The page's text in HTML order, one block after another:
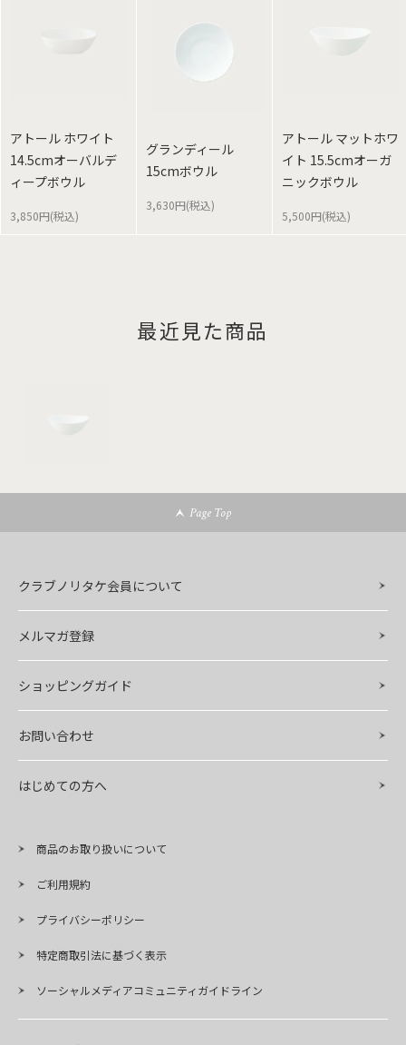
アトール ホワイト
14.5cmオーバルデ
ィープボウル
3,850円(税込)
グランディール
15cmボウル
3,630円(税込)
アトール マットホワ
イト 15.5cmオーガ
ニックボウル
5,500円(税込)
最近見た商品
Page Top
クラブノリタケ会員について
メルマガ登録
ショッピングガイド
お問い合わせ
はじめての方へ
商品のお取り扱いについて
ご利用規約
プライバシーポリシー
特定商取引法に基づく表示
ソーシャルメディアコミュニティガイドライン